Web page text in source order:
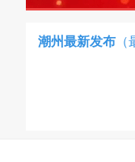
潮州最新发布